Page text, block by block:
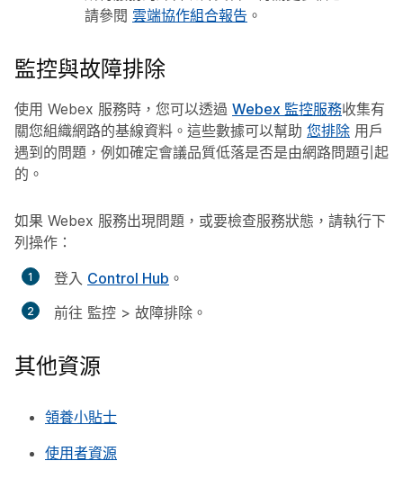
請參閱 雲端協作組合報告 。
監控與故障排除
使用 Webex 服務時，您可以透過 Webex 監控服務收集有
關您組織網路的基線資料。這些數據可以幫助 您排除 用戶
遇到的問題，例如確定會議品質低落是否是由網路問題引起
的。
如果 Webex 服務出現問題，或要檢查服務狀態，請執行下
列操作：
登入 Control Hub 。
前往 監控 > 故障排除 。
其他資源
領養小貼士
使用者資源